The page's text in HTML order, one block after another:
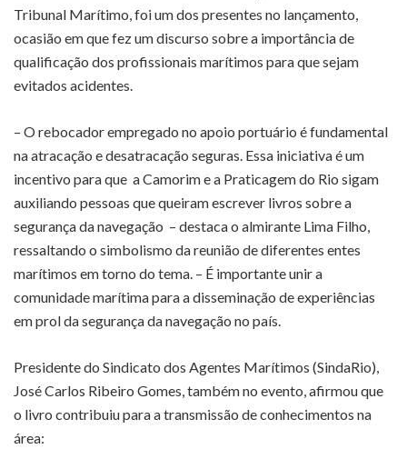
Tribunal Marítimo, foi um dos presentes no lançamento,
ocasião em que fez um discurso sobre a importância de
qualificação dos profissionais marítimos para que sejam
evitados acidentes.
– O rebocador empregado no apoio portuário é fundamental
na atracação e desatracação seguras. Essa iniciativa é um
incentivo para que a Camorim e a Praticagem do Rio sigam
auxiliando pessoas que queiram escrever livros sobre a
segurança da navegação – destaca o almirante Lima Filho,
ressaltando o simbolismo da reunião de diferentes entes
marítimos em torno do tema. – É importante unir a
comunidade marítima para a disseminação de experiências
em prol da segurança da navegação no país.
Presidente do Sindicato dos Agentes Marítimos (SindaRio),
José Carlos Ribeiro Gomes, também no evento, afirmou que
o livro contribuiu para a transmissão de conhecimentos na
área: